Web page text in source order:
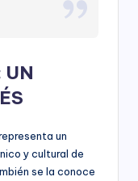
UN
un
y cultural de
se la conoce